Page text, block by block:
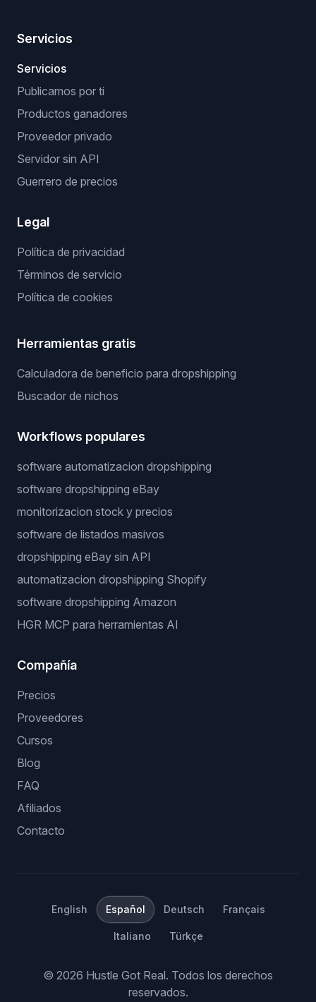
Servicios
Servicios
Publicamos por ti
Productos ganadores
Proveedor privado
Servidor sin API
Guerrero de precios
Legal
Política de privacidad
Términos de servicio
Política de cookies
Herramientas gratis
Calculadora de beneficio para dropshipping
Buscador de nichos
Workflows populares
software automatizacion dropshipping
software dropshipping eBay
monitorizacion stock y precios
software de listados masivos
dropshipping eBay sin API
automatizacion dropshipping Shopify
software dropshipping Amazon
HGR MCP para herramientas AI
Compañía
Precios
Proveedores
Cursos
Blog
FAQ
Afiliados
Contacto
English Español Deutsch Français
Italiano Türkçe
© 2026 Hustle Got Real. Todos los derechos
reservados.